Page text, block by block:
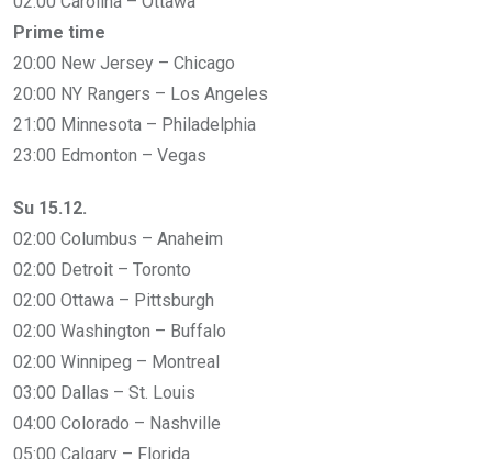
Prime time
20:00 New Jersey – Chicago
20:00 NY Rangers – Los Angeles
21:00 Minnesota – Philadelphia
23:00 Edmonton – Vegas
Su 15.12.
02:00 Columbus – Anaheim
02:00 Detroit – Toronto
02:00 Ottawa – Pittsburgh
02:00 Washington – Buffalo
02:00 Winnipeg – Montreal
03:00 Dallas – St. Louis
04:00 Colorado – Nashville
05:00 Calgary – Florida